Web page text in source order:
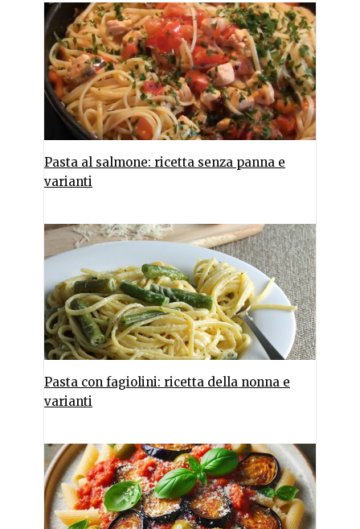
Pasta al salmone: ricetta senza panna e
varianti
Pasta con fagiolini: ricetta della nonna e
varianti